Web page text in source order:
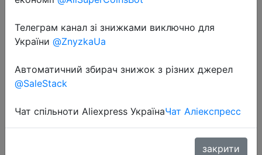
Перейти до магазину
#Mvideo #RU
@Skidkovozik - Отправить другу
Больше Скидок и Халявы в telegram
Телеграм канал зі знижками виключно для
України @ZnyzkaUa
Автоматичний збирач знижок з різних джерел
@SaleStack
Чат спільноти Aliexpress УкраїнаЧат Аліекспресс
закрити